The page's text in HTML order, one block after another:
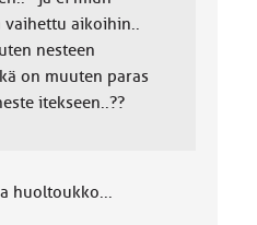
vaihettu aikoihin..
nesteen
on muuten paras
itekseen..??
huoltoukko...